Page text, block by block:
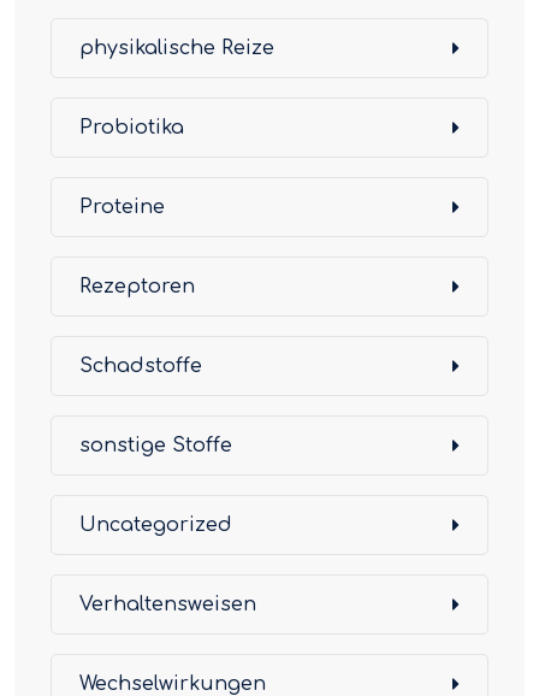
physikalische Reize
Probiotika
Proteine
Rezeptoren
Schadstoffe
sonstige Stoffe
Uncategorized
Verhaltensweisen
Wechselwirkungen